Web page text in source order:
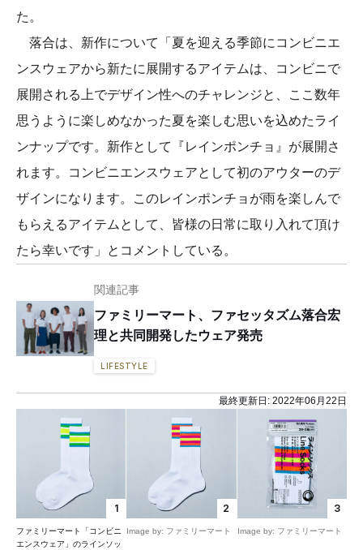
た。
落合は、新作について「夏を迎える季節にコンビニエ
ンスウェアから新たに展開するアイテムは、コンビニで
展開される上でデザイン性へのチャレンジと、ここ数年
思うように楽しめなかった夏を楽しむ思いを込めたライ
ンナップです。新作として『レインポンチョ』が展開さ
れます。コンビニエンスウェアとして初のアウターのデ
ザインになります。このレインポンチョが雨を楽しんで
もらえるアイテムとして、皆様の日常に取り入れて頂け
たら幸いです」とコメントしている。
関連記事
ファミリーマート、ファセッタズム落合宏
理と共同開発したウェア発売
LIFESTYLE
最終更新日: 2022年06月22日
1
ファミリーマート「コンビニ
エンスウェア」のラインソッ
2
Image by: ファミリーマート
3
Image by: ファミリーマート